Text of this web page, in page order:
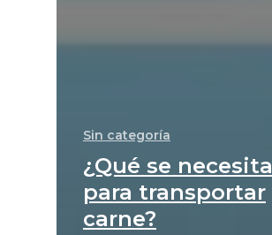
Sin categoría
¿Qué se necesita
para transportar
carne?